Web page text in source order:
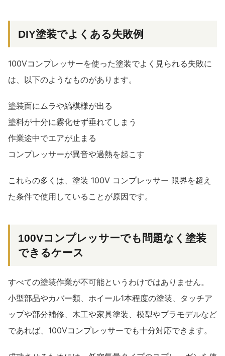
DIY塗装でよくある失敗例
100Vコンプレッサーを使った塗装でよく見られる失敗に
は、以下のようなものがあります。
塗装面にムラや縞模様が出る
塗料が十分に霧化せず垂れてしまう
作業途中でエアが止まる
コンプレッサーが異音や過熱を起こす
これらの多くは、塗装 100V コンプレッサー 限界を超え
た条件で使用していることが原因です。
100Vコンプレッサーでも問題なく塗装
できるケース
すべての塗装作業が不可能というわけではありません。
小型部品やカバー類、ホイール1本程度の塗装、タッチア
ップや部分補修、木工や家具塗装、模型やプラモデルなど
であれば、100Vコンプレッサーでも十分対応できます。